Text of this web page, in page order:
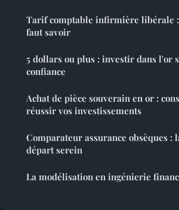
Tarif comptable infirmière libérale
faut savoir
5 dollars ou plus : investir dans l'or
confiance
Achat de pièce souverain en or :
réussir vos investissements
Comparateur assurance obsèques :
départ serein
La modélisation en ingénierie